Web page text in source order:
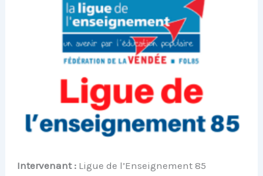
Intervenant : Ligue de l’Enseignement 85